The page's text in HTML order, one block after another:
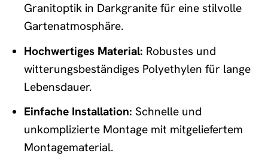
Granitoptik in Darkgranite für eine stilvolle
Gartenatmosphäre.
Hochwertiges Material: Robustes und
witterungsbeständiges Polyethylen für lange
Lebensdauer.
Einfache Installation: Schnelle und
unkomplizierte Montage mit mitgeliefertem
Montagematerial.